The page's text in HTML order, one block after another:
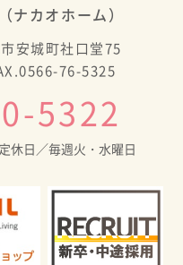
月
月
ナカオホーム）
安城町社口堂75
76-5325
5322
日／毎週火・水曜日